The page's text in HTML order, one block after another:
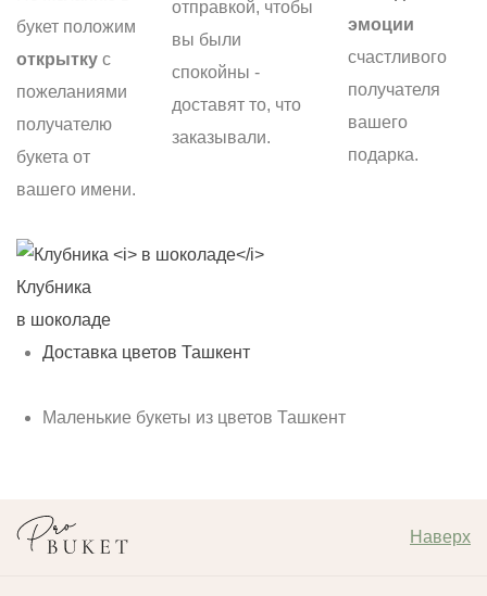
букет положим
открытку с
пожеланиями
получателю
букета от
вашего имени.
отправкой, чтобы
вы были
спокойны -
доставят то, что
заказывали.
эмоции
счастливого
получателя
вашего
подарка.
Клубника
в шоколаде
Доставка цветов Ташкент
Маленькие букеты из цветов Ташкент
Наверх